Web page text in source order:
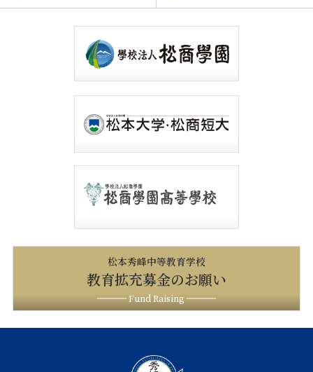
松本秀峰中等教育学校
教育拡充募金のお願い
Fund Raising